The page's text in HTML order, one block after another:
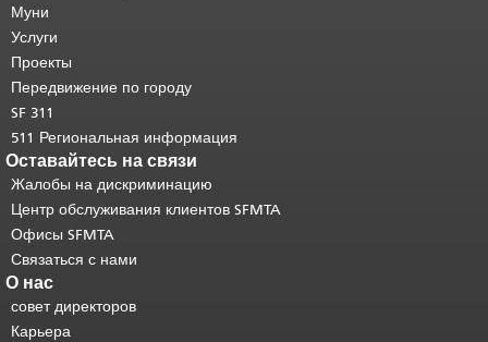
страницы.
страницы повторяется на каждой
странице.
основного содержимого .
Муни
Услуги
Проекты
Передвижение по городу
SF 311
511 Региональная информация
Оставайтесь на связи
Жалобы на дискриминацию
Центр обслуживания клиентов SFMTA
Офисы SFMTA
Связаться с нами
О нас
совет директоров
Карьера